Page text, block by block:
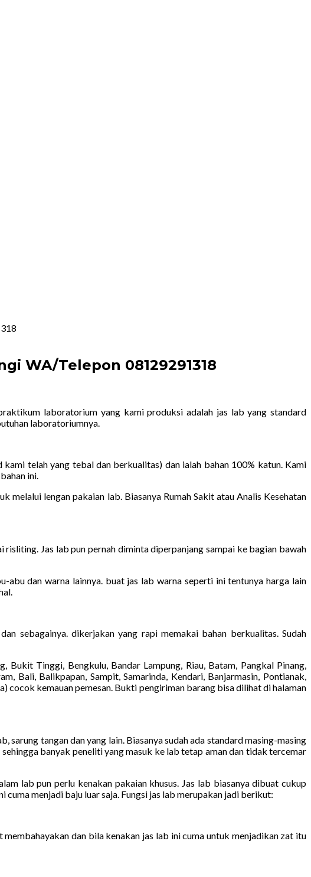
WA/Telepon 08129291318
laboratorium yang kami produksi adalah jas lab yang standard
laboratoriumnya.
telah yang tebal dan berkualitas) dan ialah bahan 100% katun. Kami
ini.
melalui lengan pakaian lab. Biasanya Rumah Sakit atau Analis Kesehatan
Jas lab pun pernah diminta diperpanjang sampai ke bagian bawah
abu dan warna lainnya. buat jas lab warna seperti ini tentunya harga lain
sebagainya. dikerjakan yang rapi memakai bahan berkualitas. Sudah
Tinggi, Bengkulu, Bandar Lampung, Riau, Batam, Pangkal Pinang,
Bali, Balikpapan, Sampit, Samarinda, Kendari, Banjarmasin, Pontianak,
cocok kemauan pemesan. Bukti pengiriman barang bisa dilihat di halaman
tangan dan yang lain. Biasanya sudah ada standard masing-masing
banyak peneliti yang masuk ke lab tetap aman dan tidak tercemar
lab pun perlu kenakan pakaian khusus. Jas lab biasanya dibuat cukup
menjadi baju luar saja. Fungsi jas lab merupakan jadi berikut:
dan bila kenakan jas lab ini cuma untuk menjadikan zat itu